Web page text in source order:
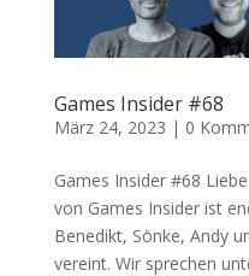
Games Insider #68
März 24, 2023 | 0
Games Insider #68
von Games Insider ist
Benedikt, Sönke, Andy
vereint. Wir sprechen